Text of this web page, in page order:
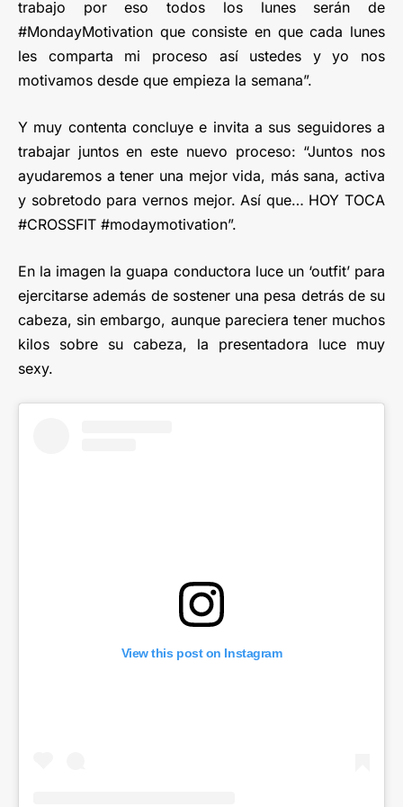
trabajo por eso todos los lunes serán de
#MondayMotivation que consiste en que cada lunes
les comparta mi proceso así ustedes y yo nos
motivamos desde que empieza la semana”.
Y muy contenta concluye e invita a sus seguidores a
trabajar juntos en este nuevo proceso: “Juntos nos
ayudaremos a tener una mejor vida, más sana, activa
y sobretodo para vernos mejor. Así que… HOY TOCA
#CROSSFIT #modaymotivation”.
En la imagen la guapa conductora luce un ‘outfit’ para
ejercitarse además de sostener una pesa detrás de su
cabeza, sin embargo, aunque pareciera tener muchos
kilos sobre su cabeza, la presentadora luce muy
sexy.
View this post on Instagram